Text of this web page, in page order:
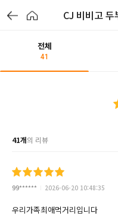
CJ 비비고
전체
41
41개의 리뷰
99****** 2026-06-20 10:48:35
우리가족최애먹거리입니다